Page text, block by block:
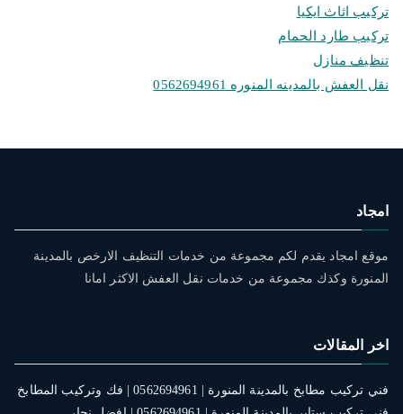
تركيب اثاث ايكيا
تركيب طارد الحمام
تنظيف منازل
نقل العفش بالمدينه المنوره 0562694961
امجاد
موقع امجاد يقدم لكم مجموعة من خدمات التنظيف الارخص بالمدينة
المنورة وكذك مجموعة من خدمات نقل العفش الاكثر امانا
اخر المقالات
فني تركيب مطابخ بالمدينة المنورة | 0562694961 | فك وتركيب المطابخ